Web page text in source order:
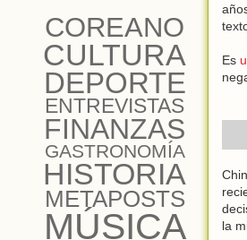
Es
la
COREANO
CULTURA
DEPORTE
ENTREVISTAS
FINANZAS
GASTRONOMÍA
HISTORIA
METAPOSTS
MÚSICA